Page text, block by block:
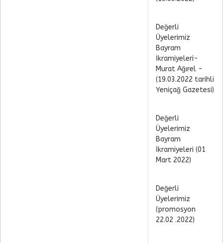
Değerli
Üyelerimiz
Bayram
İkramiyeleri-
Murat Ağırel -
(19.03.2022 tarihli
Yeniçağ Gazetesi)
Değerli
Üyelerimiz
Bayram
İkramiyeleri (01
Mart 2022)
Değerli
Üyelerimiz
(promosyon
22.02 .2022)